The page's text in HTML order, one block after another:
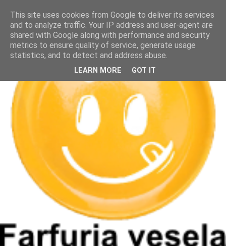
This site uses cookies from Google to deliver its services
and to analyze traffic. Your IP address and user-agent are
shared with Google along with performance and security
metrics to ensure quality of service, generate usage
statistics, and to detect and address abuse.
LEARN MORE GOT IT